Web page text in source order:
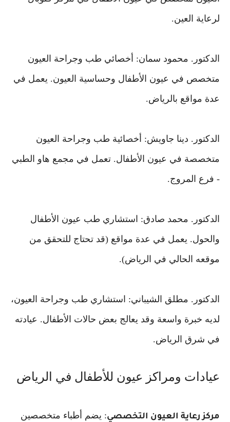
لرعاية العين.
الدكتور . محمود سمان: أخصائي طب وجراحة العيون
متخصص في عيون الأطفال وحساسية العيون. يعمل في
عدة مواقع بالرياض.
الدكتور . دينا جاويش: أخصائية طب وجراحة العيون
متخصصة في عيون الأطفال. تعمل في مجمع هاو الطبي
- فرع المروج.
الدكتور . محمد صادق: استشاري طب عيون الأطفال
والحول. يعمل في عدة مواقع (قد تحتاج للتحقق من
موقعه الحالي في الرياض).
الدكتور . مطلق الشيباني: استشاري طب وجراحة العيون،
لديه خبرة واسعة وقد يعالج بعض حالات الأطفال. عيادته
في شرق الرياض.
عيادات ومراكز عيون للأطفال في الرياض
مركز رعاية العيون التخصصي: يضم أطباء متخصصين